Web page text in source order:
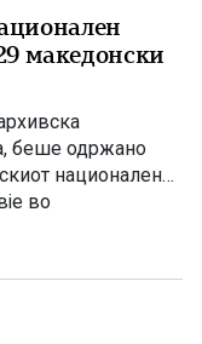
македонски
беше одржано
национален
во